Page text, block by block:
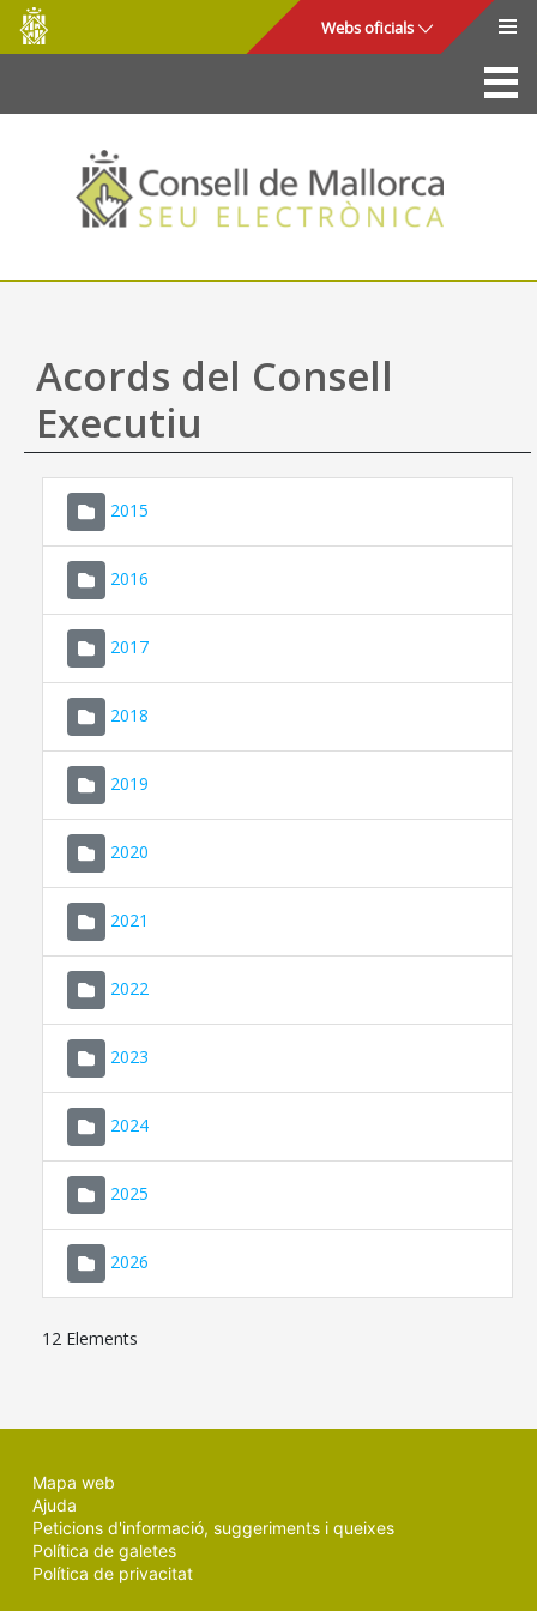
Salta al contingut principal
Consell
de
Mallorca
Webs oficials
La Seu
Consell de Mallorca
Accés i seguretat
Utilitats
Ajuda
Acords del Consell
Executiu
2015
2016
2017
2018
2019
2020
2021
2022
2023
2024
2025
2026
12 Elements
Mapa web
Ajuda
Peticions d'informació, suggeriments i queixes
Política de galetes
Política de privacitat